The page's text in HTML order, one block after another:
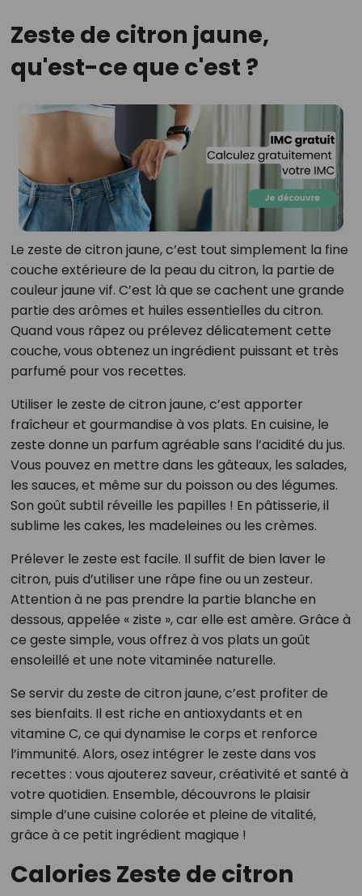
Zeste de citron jaune,
qu'est-ce que c'est ?
Le zeste de citron jaune, c’est tout simplement la fine
couche extérieure de la peau du citron, la partie de
couleur jaune vif. C’est là que se cachent une grande
partie des arômes et huiles essentielles du citron.
Quand vous râpez ou prélevez délicatement cette
couche, vous obtenez un ingrédient puissant et très
parfumé pour vos recettes.
Utiliser le zeste de citron jaune, c’est apporter
fraîcheur et gourmandise à vos plats. En cuisine, le
zeste donne un parfum agréable sans l’acidité du jus.
Vous pouvez en mettre dans les gâteaux, les salades,
les sauces, et même sur du poisson ou des légumes.
Son goût subtil réveille les papilles ! En pâtisserie, il
sublime les cakes, les madeleines ou les crèmes.
Prélever le zeste est facile. Il suffit de bien laver le
citron, puis d’utiliser une râpe fine ou un zesteur.
Attention à ne pas prendre la partie blanche en
dessous, appelée « ziste », car elle est amère. Grâce à
ce geste simple, vous offrez à vos plats un goût
ensoleillé et une note vitaminée naturelle.
Se servir du zeste de citron jaune, c’est profiter de
ses bienfaits. Il est riche en antioxydants et en
vitamine C, ce qui dynamise le corps et renforce
l’immunité. Alors, osez intégrer le zeste dans vos
recettes : vous ajouterez saveur, créativité et santé à
votre quotidien. Ensemble, découvrons le plaisir
simple d’une cuisine colorée et pleine de vitalité,
grâce à ce petit ingrédient magique !
Calories Zeste de citron